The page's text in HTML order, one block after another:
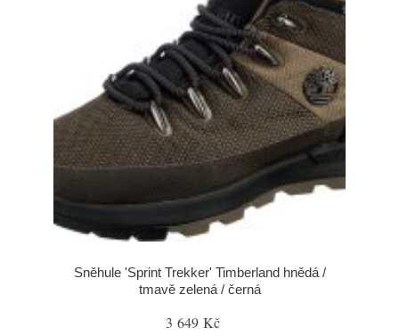
Sněhule 'Sprint Trekker' Timberland hnědá /
tmavě zelená / černá
3 649 Kč